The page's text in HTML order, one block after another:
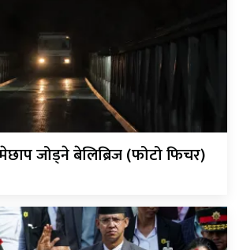
जोड्ने बेलिब्रिज (फोटो फिचर)